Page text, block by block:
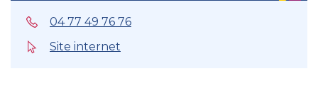
04 77 49 76 76
Site internet